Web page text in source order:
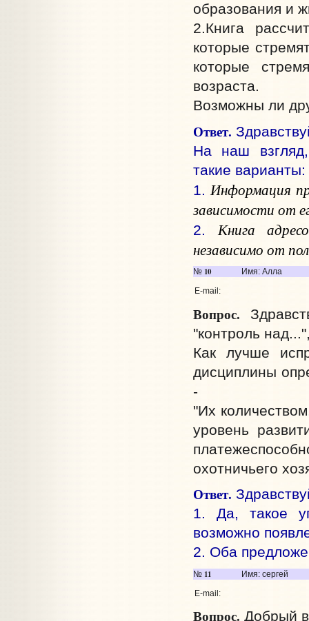
образования и
2.Книга
которые
которые
возраста.
Возможны ли
Ответ.
На наш
такие варианты:
1. Информация
зависимости от
2. Книга
независимо от
№10
Имя: Алла
E-mail:
Вопрос.
"контроль
Как лучше
дисциплины
-
"Их
уровень
охотничьего
Ответ.
1. Да, такое
возможно
2. Оба
№11
Имя: сергей
E-mail:
Вопрос. Добрый